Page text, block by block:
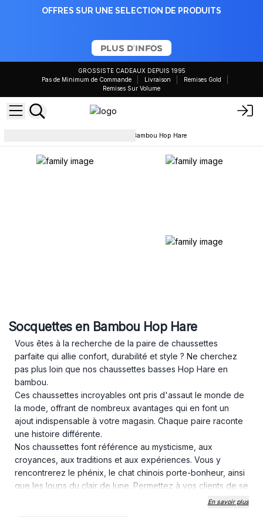
OFFRES SUR UNE SELECTION DE PRODUITS
PLUS D'INFOS
GROSSISTE CADEAUX DEPUIS 1995
Pas de Minimum de Commande
Livraison
Remises Gold
Remises Sur Volume
Socquettes en Bambou Hop Hare
Socquettes en Bambou Hop Hare
Vous êtes à la recherche de la paire de chaussettes
parfaite qui allie confort, durabilité et style ? Ne cherchez
pas plus loin que nos chaussettes basses Hop Hare en
bambou.
Ces chaussettes incroyables ont pris d'assaut le monde de
la mode, offrant de nombreux avantages qui en font un
ajout indispensable à votre magasin. Chaque paire raconte
une histoire différente.
Nos chaussettes font référence au mysticisme, aux
croyances, aux traditions et aux expériences. Vous y
rencontrerez le phénix, le chat chinois porte-bonheur, ainsi
que les loups du clair de lune. Permettez à vos clients de se
démarquer et d'ajouter de la couleur à leur tenue. Au travail,
En savoir plus